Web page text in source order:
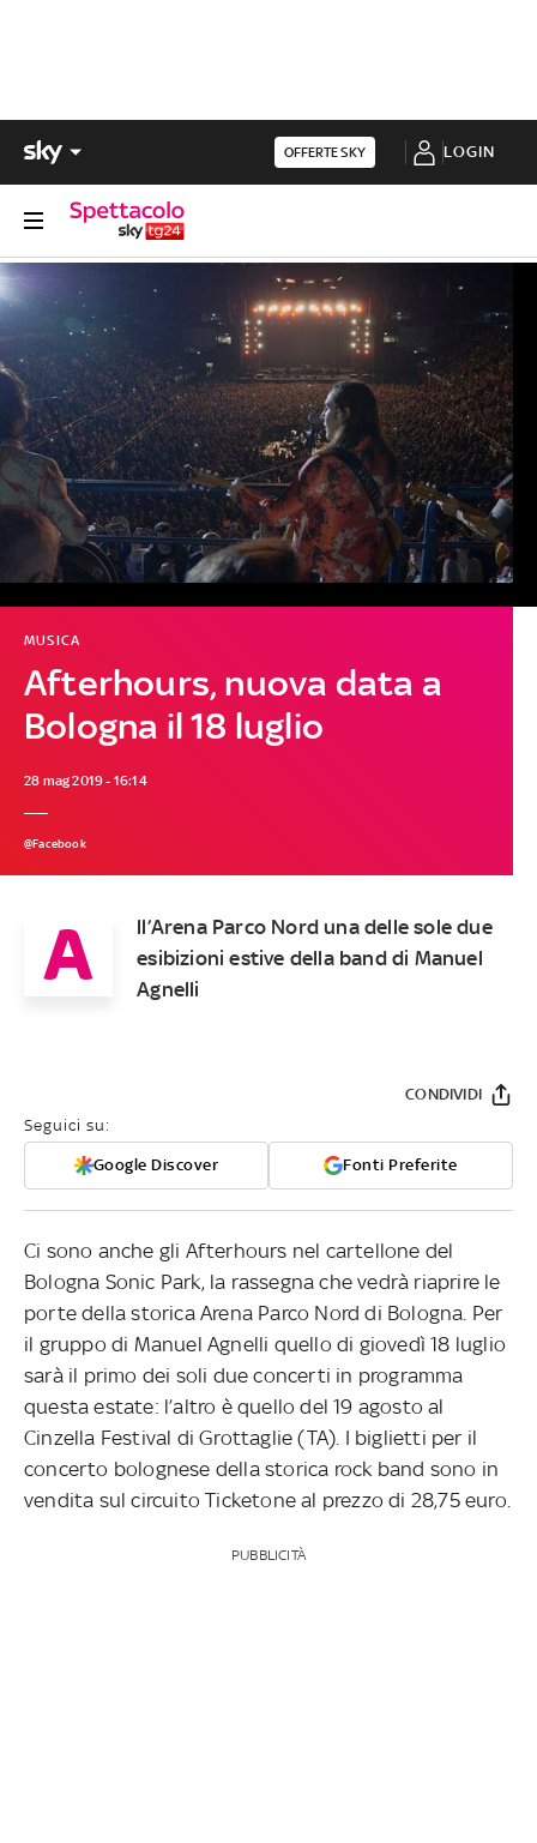
OFFERTE SKY LOGIN
Afterhours, nuova data a
Bologna il 18 luglio
MUSICA
28 mag 2019 - 16:14
@Facebook
A
ll’Arena Parco Nord una delle sole due
esibizioni estive della band di Manuel
Agnelli
Seguici su:
Google Discover Fonti Preferite
CONDIVIDI
Ci sono anche gli Afterhours nel cartellone del
Bologna Sonic Park, la rassegna che vedrà riaprire le
porte della storica Arena Parco Nord di Bologna. Per
il gruppo di Manuel Agnelli quello di giovedì 18 luglio
sarà il primo dei soli due concerti in programma
questa estate: l’altro è quello del 19 agosto al
Cinzella Festival di Grottaglie (TA). I biglietti per il
concerto bolognese della storica rock band sono in
vendita sul circuito Ticketone al prezzo di 28,75 euro.
PUBBLICITÀ